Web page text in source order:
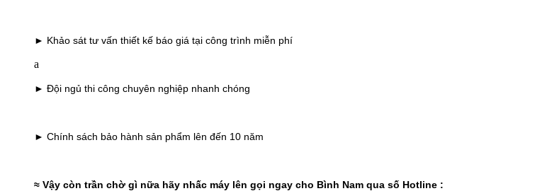
► Khảo sát tư vấn thiết kế báo giá tại công trình miễn phí
a
► Đội ngủ thi công chuyên nghiệp nhanh chóng
► Chính sách bảo hành sản phẩm lên đến 10 năm
≈ Vậy còn trần chờ gì nữa hãy nhấc máy lên gọi ngay cho Bình Nam qua số Hotline :